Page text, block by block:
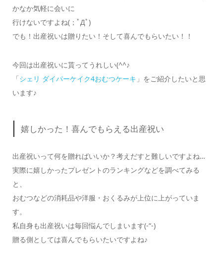
かなか気軽に会いに
行けないですよね(；ﾟДﾟ)
でも！出産祝いは贈りたい！そして喜んでもらいたい！！
今回は出産祝いに貰ってうれしい(^^♪
「シェリ ダイパーケイク4おむつケーキ 」をご紹介したいと思
います♪
嬉しかった！喜んでもらえる出産祝い
出産祝いって何を贈ればいいか？考えだすと難しいですよね…
実際に嬉しかったプレゼントのランキングなどを調べてみる
と、
おむつなどの消耗品や洋服・おくるみが上位に上がっていま
す。
私自身も出産祝いは毎回悩んでしまいます(-“-)
贈る側としては喜んでもらいたいですよね♪